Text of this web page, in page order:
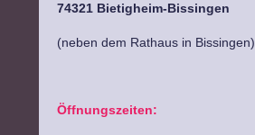
74321 Bietigheim-Bissingen
(neben dem Rathaus in Bissingen)
Öffnungszeiten: